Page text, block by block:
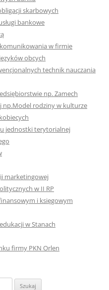
skarbowych
bankowe
w firmie
obcych
technik nauczania
np. Zamech
np.Model rodziny w kulturze
jednostki terytorialnej
marketingowej
w II RP
i księgowym
w Stanach
firmy PKN Orlen